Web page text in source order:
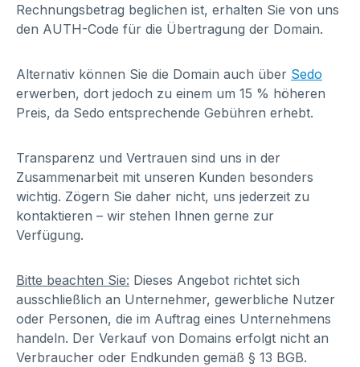
Rechnungsbetrag beglichen ist, erhalten Sie von uns
den AUTH-Code für die Übertragung der Domain.
Alternativ können Sie die Domain auch über Sedo
erwerben, dort jedoch zu einem um 15 % höheren
Preis, da Sedo entsprechende Gebühren erhebt.
Transparenz und Vertrauen sind uns in der
Zusammenarbeit mit unseren Kunden besonders
wichtig. Zögern Sie daher nicht, uns jederzeit zu
kontaktieren – wir stehen Ihnen gerne zur
Verfügung.
Bitte beachten Sie: Dieses Angebot richtet sich
ausschließlich an Unternehmer, gewerbliche Nutzer
oder Personen, die im Auftrag eines Unternehmens
handeln. Der Verkauf von Domains erfolgt nicht an
Verbraucher oder Endkunden gemäß § 13 BGB.